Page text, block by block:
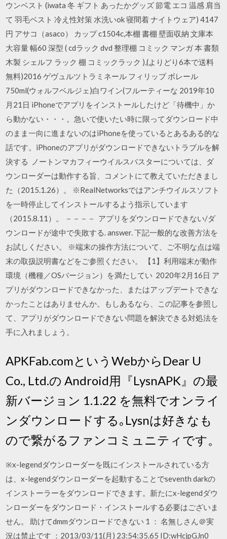
ウンベスト (iwata 冬 ギフト あったかグッズ 節電 エコ 温感 肩当
て 羽毛ベスト 冷え性対策 水洗いok 寝間着 ナイトウェア) 4147
円 アサコ（asaco） カップ c1504c,本棚 書棚 壁面収納 文庫本
大容量 幅60 深型 ( cdラック dvd 整理棚 コミック マンガ 本 書類
木製 シェルフ ラック 棚 コミックラック ),(よりどり6本で送料
無料)2016 ゲヴュルツトラミネール フィリップ ボレール
750ml(ウォルフベルジェ)白ワイン(フルーティーな 2019年10
月21日 iPhoneでアプリをインストールしたけど「待機中」か
ら動かない・・・。急いで使いたい時に限ってダウンロード中
のまま一向に進まないのはiPhoneを使っているとあるある的な
話です。iPhoneのアプリがダウンロードできないトラブルを解
決する ノートンマカフィーウイルスバスターについては、ダ
ウンローダーは動作する旨、コメントにて教えていただきまし
た（2015.1.26）。 ※RealNetworksではアンチウイルスソフト
を一時停止してインストールするよう指示しています
（2015.8.11）。 －－－－ アプリをダウンロードできない/ダ
ウンロードが途中で失敗する. answer. 下記一般的な改善方法を
お試しください。 ※端末の操作方法について、ご不明な点は端
末の取扱説明書などをご参照ください。 【1】利用端末が動作
環境（機種／OSバージョン）を満たしてい 2020年2月16日 ア
プリがダウンロードできなかった、またはアップデートできな
かったことはありませんか。もしあるなら、この記事を参照し
て、アプリがダウンロードできない問題を解決できる対処法を
手に入れましょう。
APKFab.comというWebからDear U
Co., Ltd.の Android用『LysnAPK』の最
新バージョン 1.1.22 を無料でオンライ
ンダウンロードする｡Lysnは好きなも
ので繋がるファンコミュニティです。
※x-legendダウンローダーを既にインストールされている方
は、x-legendダウンローダーを起動することでseventh darkの
インストーラーをダウンロードできます。新たにx-legendダウ
ンローダーをダウンロード・インストールする必要はございま
せん。 助けてdmmダウンロードできない 1 ： 名無しさん＠実
況は禁止です ：2013/03/11(月) 23:54:35.65 ID:wHcjpGJn0